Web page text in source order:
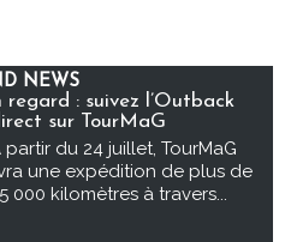
NEWS
regard : suivez l’Outback
sur TourMaG
partir du 24 juillet, TourMaG
une expédition de plus de
5 000 kilomètres à travers...